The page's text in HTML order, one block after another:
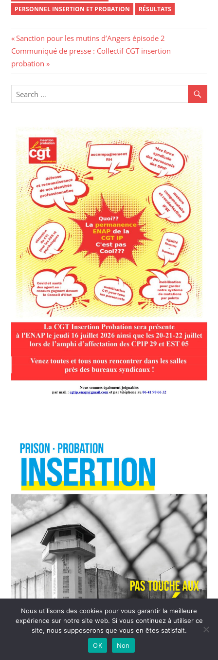
PERSONNEL INSERTION ET PROBATION
RÉSULTATS
Navigation
de
l’article
Previous
Post:
Sanction pour les mutins d’Angers épisode 2
Next
Post:
Communiqué de presse : Collectif CGT insertion
probation
Nous utilisons des cookies pour vous garantir la meilleure
expérience sur notre site web. Si vous continuez à utiliser ce
site, nous supposerons que vous en êtes satisfait.
OK
Non